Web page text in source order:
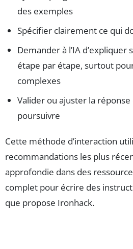
des exemples
Spécifier clairement ce qui
Demander à l’IA
étape par étape, surtout
complexes
Valider ou ajuster la
poursuivre
Cette méthode d’interaction
recommandations les plus
approfondie dans des
complet pour écrire des
que propose Ironhack.